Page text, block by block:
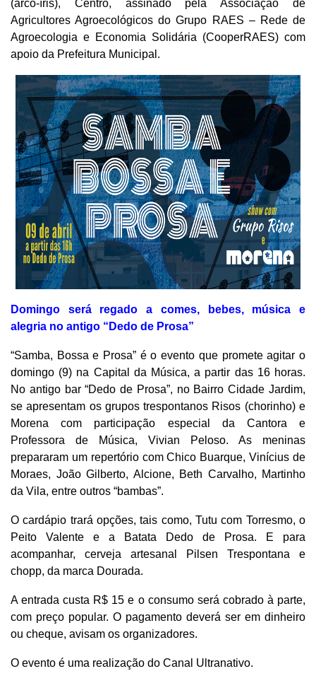
(arco-íris), Centro, assinado pela Associação de
Agricultores Agroecológicos do Grupo RAES – Rede de
Agroecologia e Economia Solidária (CooperRAES) com
apoio da Prefeitura Municipal.
Domingo será regado a comes, bebes, música e
alegria no antigo “Dedo de Prosa”
“Samba, Bossa e Prosa” é o evento que promete agitar o
domingo (9) na Capital da Música, a partir das 16 horas.
No antigo bar “Dedo de Prosa”, no Bairro Cidade Jardim,
se apresentam os grupos trespontanos Risos (chorinho) e
Morena com participação especial da Cantora e
Professora de Música, Vivian Peloso. As meninas
prepararam um repertório com Chico Buarque, Vinícius de
Moraes, João Gilberto, Alcione, Beth Carvalho, Martinho
da Vila, entre outros “bambas”.
O cardápio trará opções, tais como, Tutu com Torresmo, o
Peito Valente e a Batata Dedo de Prosa. E para
acompanhar, cerveja artesanal Pilsen Trespontana e
chopp, da marca Dourada.
A entrada custa R$ 15 e o consumo será cobrado à parte,
com preço popular. O pagamento deverá ser em dinheiro
ou cheque, avisam os organizadores.
O evento é uma realização do Canal Ultranativo.